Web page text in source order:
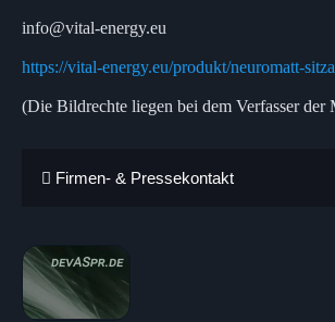
info@vital-energy.eu
https://vital-energy.eu/produkt/neuromatt-
(Die Bildrechte liegen bei dem Verfasser der
Firmen- & Pressekontakt